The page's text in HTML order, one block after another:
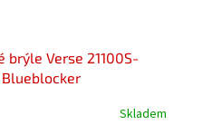
brýle Verse 21100S-
Skladem